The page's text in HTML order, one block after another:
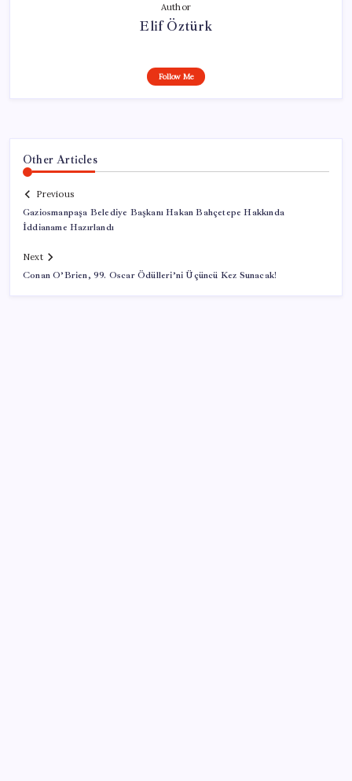
Author
Elif Öztürk
Follow Me
Other Articles
Previous
Gaziosmanpaşa Belediye Başkanı Hakan Bahçetepe Hakkında
İddianame Hazırlandı
Next
Conan O’Brien, 99. Oscar Ödülleri’ni Üçüncü Kez Sunacak!